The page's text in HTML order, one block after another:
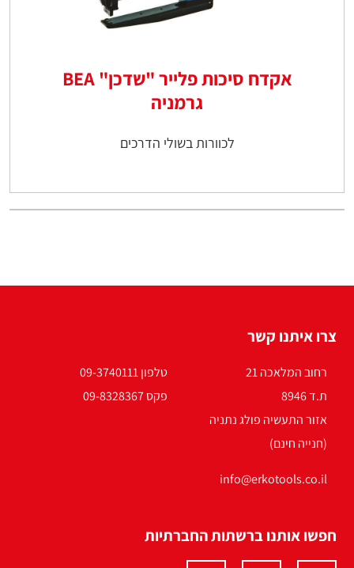
אקדח סיכות פלייר "שדכן" BEA
גרמניה
לכוורות בשולי הדרכים
צרו איתנו קשר
רחוב המלאכה 21
ת.ד 8946
אזור התעשיה פולג נתניה
(חנייה חינם)
טלפון 09-3740111
פקס 09-8328367
info@erkotools.co.il
חפשו אותנו ברשתות החברתיות